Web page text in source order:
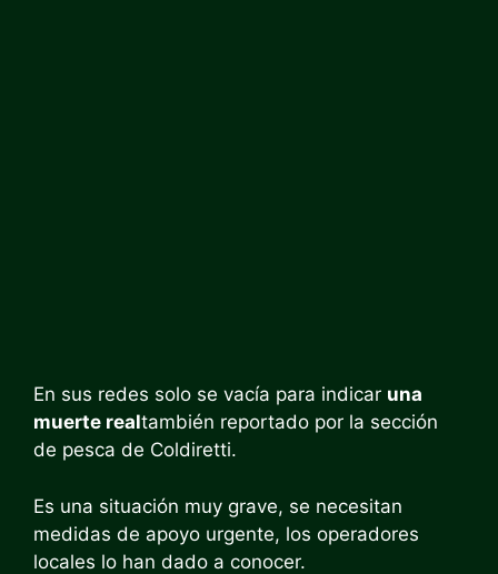
En sus redes solo se vacía para indicar una
muerte realtambién reportado por la sección
de pesca de Coldiretti.
Es una situación muy grave, se necesitan
medidas de apoyo urgente, los operadores
locales lo han dado a conocer.